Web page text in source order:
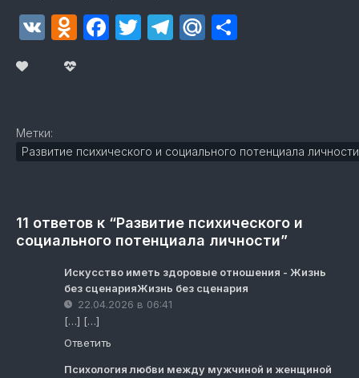
VK Odnoklassniki
Facebook
Twitter
Telegram
Mail.Ru
Метки:
Развитие психического и социального потенциала личности
11 ответов к “Развитие психического и
социального потенциала личности”
Искусство иметь здоровые отношения - Жизнь
без сценарияЖизнь без сценария
22.04.2026 в 06:41
[…] […]
Ответить
Психология любви между мужчиной и женщиной